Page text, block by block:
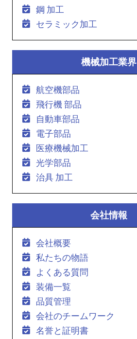
鋼 加工
セラミック加工
機械加工業界
航空機部品
飛行機 部品
自動車部品
電子部品
医療機械加工
光学部品
治具 加工
会社情報
会社概要
私たちの物語
よくある質問
装備一覧
品質管理
会社のチームワーク
名誉と証明書